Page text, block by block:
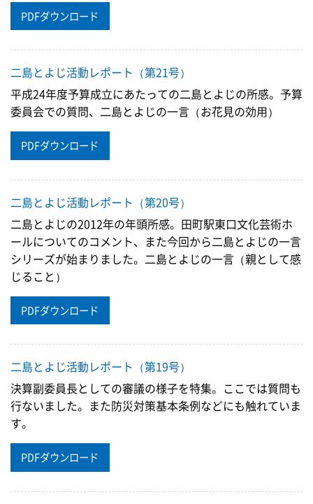
PDFダウンロード
二島とよじ活動レポート（第21号）
平成24年度予算成立にあたっての二島とよじの所感。予算
委員会での質問、二島とよじの一言（お花見の効用）
PDFダウンロード
二島とよじ活動レポート（第20号）
二島とよじの2012年の年頭所感。田町駅東口文化芸術ホ
ールについてのコメント、また今回から二島とよじの一言
シリーズが始まりました。二島とよじの一言（親として感
じること）
PDFダウンロード
二島とよじ活動レポート（第19号）
決算副委員長としての審議の様子を特集。ここでは質問も
行ないました。また防災対策基本条例などにも触れていま
す。
PDFダウンロード